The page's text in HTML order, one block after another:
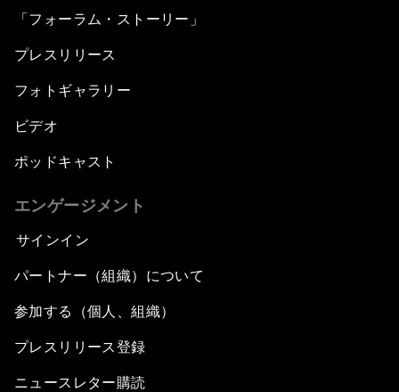
「フォーラム・ストーリー」
プレスリリース
フォトギャラリー
ビデオ
ポッドキャスト
エンゲージメント
サインイン
パートナー（組織）について
参加する（個人、組織）
プレスリリース登録
ニュースレター購読